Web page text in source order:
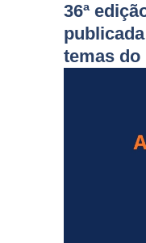
36ª
temas do